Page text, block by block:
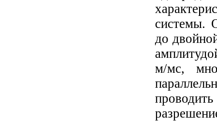
системы.
до
м/мс,